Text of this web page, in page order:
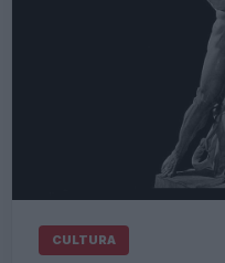
CULTURA